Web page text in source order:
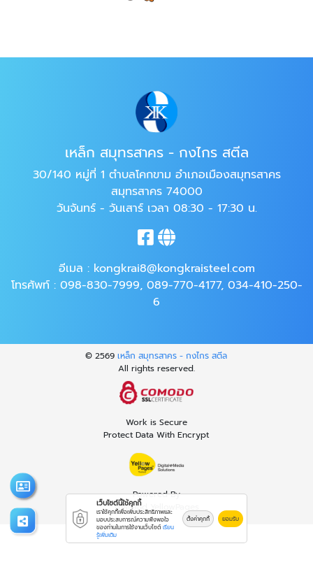
เหล็ก สมุทรสาคร - กงไกร สตีล
30/140 หมู่ที่ 1 ตำบลโคกขาม อำเภอเมืองสมุทรสาคร
สมุทรสาคร 74000
วันจันทร์ - วันเสาร์ เวลา 08:30 - 17:30 น.
อีเมล : kongkrai8@kongkraisteel.com
โทรศัพท์ : 098-830-7999, 089-770-4177, 034-410-250-
6
© 2569เหล็ก สมุทรสาคร - กงไกร สตีล
All rights reserved.
Work is Secure
Protect Data With Encrypt
Powered By
Thailand YellowPages
เว็บไซต์นี้ใช้คุกกี้
เราใช้คุกกี้เพื่อเพิ่มประสิทธิภาพและ
มอบประสบการณ์ความพึงพอใจ
ของท่านในการใช้งานเว็บไซต์ เรียน
รู้เพิ่มเติม
ตั้งค่าคุกกี้ ยอมรับ